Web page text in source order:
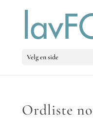
Velg en side
Ordliste